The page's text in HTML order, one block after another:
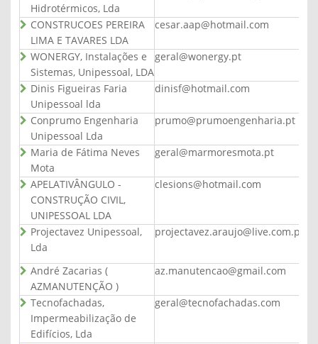
Hidrotérmicos, Lda
CONSTRUCOES PEREIRA
LIMA E TAVARES LDA
cesar.aap@hotmail.com
WONERGY, Instalações e
Sistemas, Unipessoal, LDA
geral@wonergy.pt
Dinis Figueiras Faria
Unipessoal lda
dinisf@hotmail.com
Conprumo Engenharia
Unipessoal Lda
prumo@prumoengenharia.pt
Maria de Fátima Neves
Mota
geral@marmoresmota.pt
APELATIVÂNGULO -
CONSTRUÇÃO CIVIL,
UNIPESSOAL LDA
clesions@hotmail.com
Projectavez Unipessoal,
Lda
projectavez.araujo@live.com.pt
André Zacarias (
AZMANUTENÇÃO )
az.manutencao@gmail.com
Tecnofachadas,
Impermeabilização de
Edifícios, Lda
geral@tecnofachadas.com